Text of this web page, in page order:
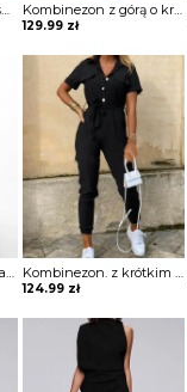
Kombinezon maxi wąski z odkrytym ramieniem Kombinezon z górą o kroju nietoperza i wiązaniem w pasie
129.99 zł
Kombinezon z łezką na plecach Kombinezon. z krótkim rękawem z guzikami i kieszeniami
124.99 zł